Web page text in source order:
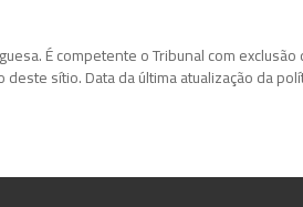
É competente o Tribunal com
sítio. Data da última atualização da